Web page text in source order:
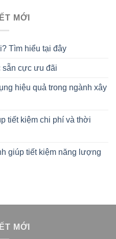
MỚI
Tìm hiểu tại đây
sẵn cực ưu đãi
hiệu quả trong ngành xây
tiết kiệm chi phí và thời
giúp tiết kiệm năng lượng
MỚI